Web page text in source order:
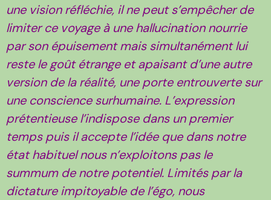
une vision réfléchie, il ne peut s’empêcher de
limiter ce voyage à une hallucination nourrie
par son épuisement mais simultanément lui
reste le goût étrange et apaisant d’une autre
version de la réalité, une porte entrouverte sur
une conscience surhumaine. L’expression
prétentieuse l’indispose dans un premier
temps puis il accepte l’idée que dans notre
état habituel nous n’exploitons pas le
summum de notre potentiel. Limités par la
dictature impitoyable de l’égo, nous